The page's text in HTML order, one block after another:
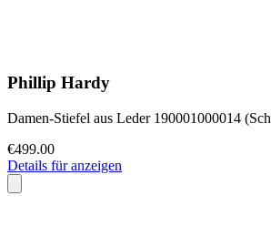
Phillip Hardy
Damen-Stiefel aus Leder 190001000014
€499.00
Details für anzeigen